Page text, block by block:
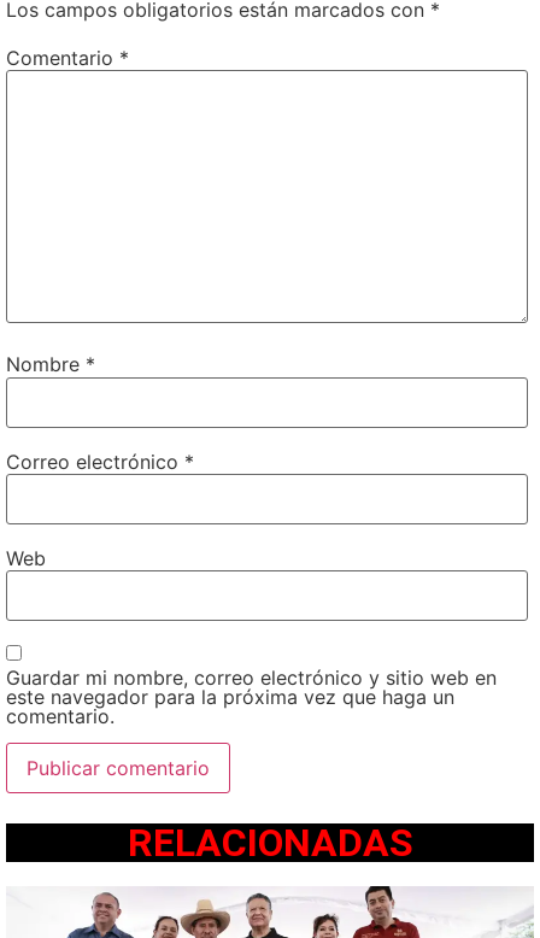
Los campos obligatorios están marcados con *
Comentario *
Nombre *
Correo electrónico *
Web
Guardar mi nombre, correo electrónico y sitio web en
este navegador para la próxima vez que haga un
comentario.
RELACIONADAS